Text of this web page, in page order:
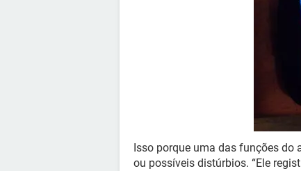
Isso porque uma das funções do
ou possíveis distúrbios. “Ele